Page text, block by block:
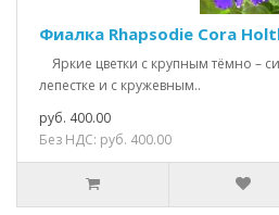
Фиалка Rhapsodie Cora
Яркие цветки с крупным тёмно –
лепестке и с кружевным..
руб. 400.00
Без НДС: руб. 400.00